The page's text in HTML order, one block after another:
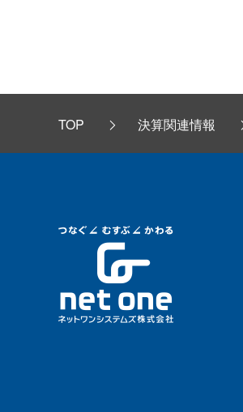
TOP 決算関連情報